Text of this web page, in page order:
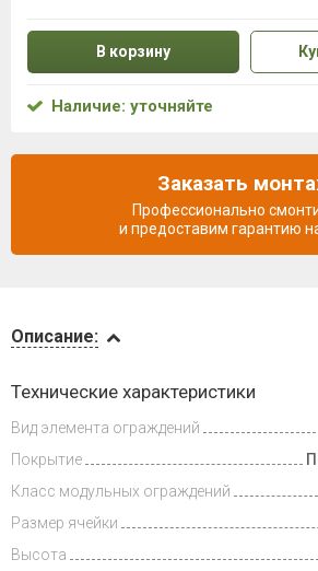
и оплата
Описание:
Технические характеристики
Вид элемента ограждений
Покрытие
Класс модульных ограждений
Размер ячейки
Высота
В корзину
Наличие: уточняйте
Заказать
Профессионально
и предоставим гарантию